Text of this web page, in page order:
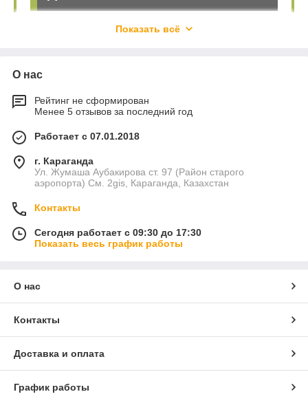
Суши и роллы являются любимым лакомством у
надёжная и функциональная крафт упаковка для
тарную продукцию
можно вторгово-
компании Крафт.Мы
заказчикам широкий
ассортимент упаковочных продуктов, идеально
подходящих для суши-ресторанов, не говоря уже о
универсальной по своей природе, поскольку мы
предлагаем несколько вариантов печати. Упаковка
эффективным и экологически чистым вариантом для
ПРОЧНАЯ УПАКОВКА ДЛЯ СУШИ
ОПТОМ
Показать всё
О нас
Рейтинг не сформирован
Менее 5 отзывов за последний год
Работает с 07.01.2018
г. Караганда
Ул. Жумаша Аубакирова ст. 97 (Район старого
аэропорта) См. 2gis, Караганда, Казахстан
Контакты
Сегодня работает с 09:30 до 17:30
Показать весь график работы
О нас
Контакты
Доставка и оплата
График работы